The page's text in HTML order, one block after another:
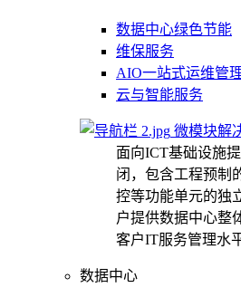
数据中心绿色节能
维保服务
AIO一站式运维管
云与智能服务
微模块解
面向ICT基础设施
闭，包含工程预制
控等功能单元的独
户提供数据中心整
客户IT服务管理水
数据中心